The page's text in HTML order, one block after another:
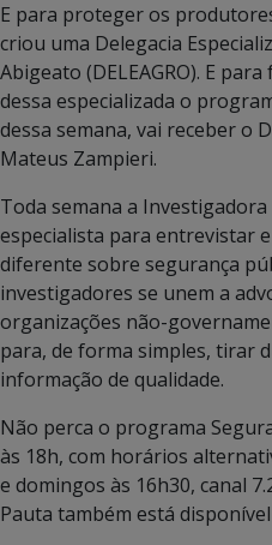
E para proteger os
criou uma Delegacia
Abigeato (DELEAGRO). E
dessa especializada o
dessa semana, vai receber o
Mateus Zampieri.
Toda semana a
especialista para entrevistar
diferente sobre segurança
investigadores se unem a
organizações não-
para, de forma simples, tirar
informação de qualidade.
Não perca o programa
às 18h, com horários
e domingos às 16h30, canal
Pauta também está